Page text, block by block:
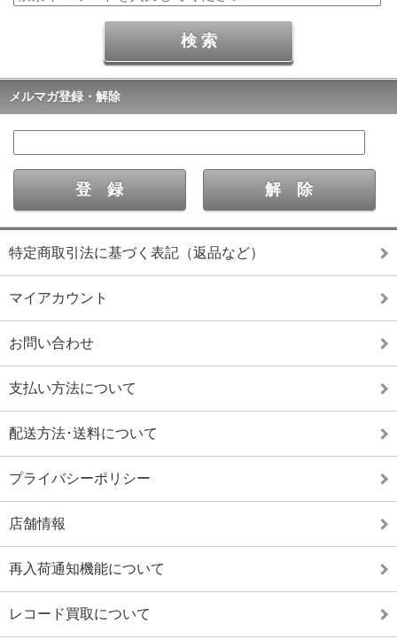
メルマガ登録・解除
特定商取引法に基づく表記（返品など）
マイアカウント
お問い合わせ
支払い方法について
配送方法･送料について
プライバシーポリシー
店舗情報
再入荷通知機能について
レコード買取について